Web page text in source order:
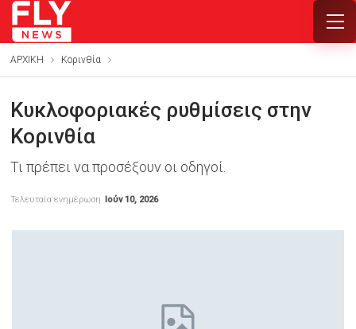
ΑΡΧΙΚΗ Κορινθία
Κυκλοφοριακές ρυθμίσεις στην
Κορινθία
Τι πρέπει να προσέξουν οι οδηγοί.
Τελευταία ενημέρωση Ιούν 10, 2026